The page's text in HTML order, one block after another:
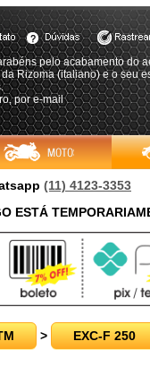
pelo acabamento do
Rizoma (italiano) e o seu
por e-mail
(11) 4123-3353
ESTÁ
> EXC-F 250